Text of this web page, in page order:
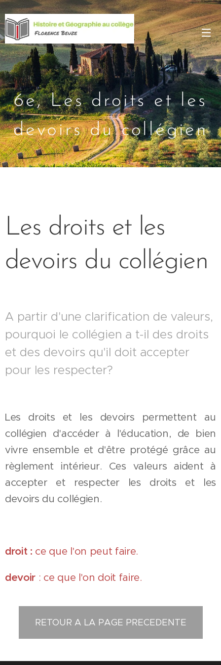
6e, Les droits et les
devoirs du collégien
Les droits et les
devoirs du collégien
A partir d'une clarification de valeurs,
pourquoi le collégien a t-il des droits
et des devoirs qu'il doit accepter
pour les respecter?
Les droits et les devoirs permettent au
collégien d'accéder à l'éducation, de bien
vivre ensemble et d'être protégé grâce au
règlement intérieur. Ces valeurs aident à
accepter et respecter les droits et les
devoirs du collégien.
droit : ce que l'on peut faire.
devoir : ce que l'on doit faire.
RETOUR A LA PAGE PRECEDENTE